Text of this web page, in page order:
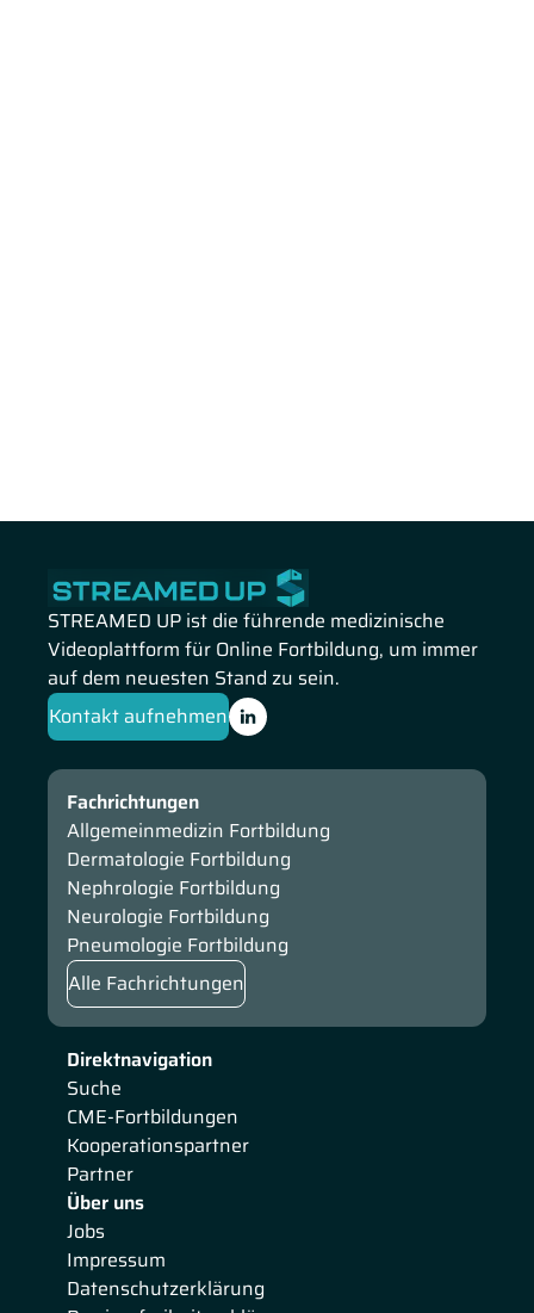
STREAMED UP ist die führende medizinische
Videoplattform für Online Fortbildung, um immer
auf dem neuesten Stand zu sein.
Kontakt aufnehmen
Direktnavigation
Suche
CME-Fortbildungen
Kooperationspartner
Partner
Über uns
Jobs
Impressum
Datenschutzerklärung
Fachrichtungen
Allgemeinmedizin Fortbildung
Dermatologie Fortbildung
Nephrologie Fortbildung
Neurologie Fortbildung
Pneumologie Fortbildung
Alle Fachrichtungen